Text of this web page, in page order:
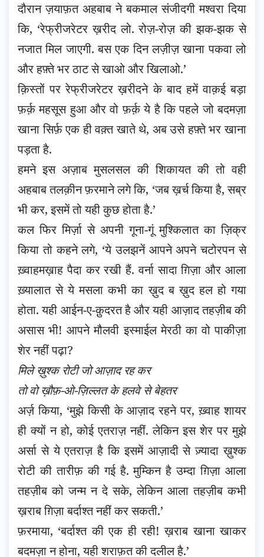
दौरान ज़याफ़त अहबाब ने बकमाल संजीदगी मश्वरा दिया
कि, ‘रेफ्रीजरेटर ख़रीद लो. रोज़-रोज़ की झक-झक से
नजात मिल जाएगी. बस एक दिन लज़ीज़ खाना पकवा लो
और हफ़्ते भर ठाट से खाओ और खिलाओ.’
क़िस्तों पर रेफ्रीजरेटर ख़रीदने के बाद हमें वाक़ई बड़ा
फ़र्क़ महसूस हुआ और वो फ़र्क़ ये है कि पहले जो बदमज़ा
खाना सिर्फ़ एक ही वक़्त खाते थे, अब उसे हफ़्ते भर खाना
पड़ता है.
हमने इस अज़ाब मुसलसल की शिकायत की तो वही
अहबाब तलक़ीन फ़रमाने लगे कि, ‘जब ख़र्च किया है, सब्र
भी कर, इसमें तो यही कुछ होता है.’
कल फिर मिर्ज़ा से अपनी गूना-गूं मुश्किलात का ज़िक्र
किया तो कहने लगे, ‘ये उलझनें आपने अपने चटोरपन से
ख़्वाहमख़ाह पैदा कर रखी हैं. वर्ना सादा ग़िज़ा और आला
ख़्यालात से ये मसला कभी का ख़ुद ब ख़ुद हल हो गया
होता. यही आईन-ए-क़ुदरत है और यही आज़ाद तहज़ीब की
असास भी! आपने मौलवी इस्माईल मेरठी का वो पाकीज़ा
शेर नहीं पढ़ा?
मिले ख़ुश्क रोटी जो आज़ाद रह कर
तो वो ख़ौफ़-ओ-ज़िल्लत के हलवे से बेहतर
अर्ज़ किया, ‘मुझे किसी के आज़ाद रहने पर, ख़्वाह शायर
ही क्यों न हो, कोई एतराज़ नहीं. लेकिन इस शेर पर मुझे
अर्सा से ये एतराज़ है कि इसमें आज़ादी से ज़्यादा ख़ुश्क
रोटी की तारीफ़ की गई है. मुम्किन है उम्दा ग़िज़ा आला
तहज़ीब को जन्म न दे सके, लेकिन आला तहज़ीब कभी
ख़राब ग़िज़ा बर्दाश्त नहीं कर सकती.’
फ़रमाया, ‘बर्दाश्त की एक ही रही! ख़राब खाना खाकर
बदमज़ा न होना, यही शराफ़त की दलील है.’